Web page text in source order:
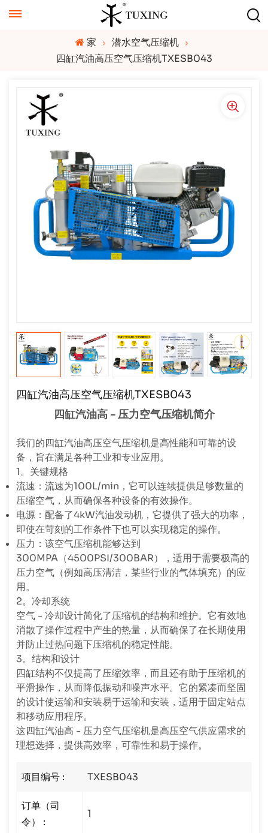
家
潜水空气压缩机
四缸汽油高压空气压缩机TXESB043
四缸汽油高压空气压缩机TXESB043
四缸汽油高 - 压力空气压缩机简介
我们的四缸汽油高压空气压缩机是高性能和可靠的设
备，旨在满足各种工业和专业应用。
1。关键规格
流速：流速为100L/min，它可以连续提供足够数量的
压缩空气，从而确保各种设备的有效操作。
电源：配备了4kW汽油发动机，它提供了强大的功率，
即使在苛刻的工作条件下也可以实现稳定的操作。
压力：该空气压缩机能够达到
300MPA（4500PSI/300BAR），适用于需要极高的
压力空气（例如高压清洁，某些行业的气体填充）的应
用。
2。冷却系统
空气 - 冷却设计简化了压缩机的结构和维护。它有效地
消散了操作过程中产生的热量，从而确保了在长期使用
并防止过热问题下压缩机的稳定性能。
3。结构和设计
四缸结构不仅提高了压缩效率，而且还有助于压缩机的
平滑操作，从而降低振动和噪声水平。它的紧凑而坚固
的设计使运输和安装易于运输和安装，适用于固定站点
和移动应用程序。
这四缸汽油高 - 压力空气压缩机是高压空气供应需求的
理想选择，提供高效率，可靠性和易于操作。
项目编号 : TXESB043
订单（司
令） :
1